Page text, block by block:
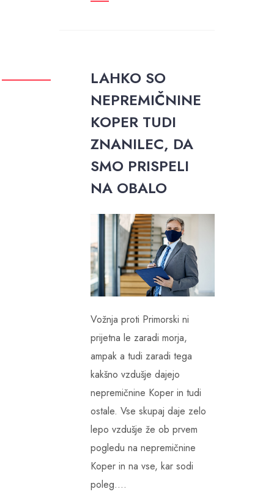
LAHKO SO
NEPREMIČNINE
KOPER TUDI
ZNANILEC, DA
SMO PRISPELI
NA OBALO
Vožnja proti Primorski ni
prijetna le zaradi morja,
ampak a tudi zaradi tega
kakšno vzdušje dajejo
nepremičnine Koper in tudi
ostale. Vse skupaj daje zelo
lepo vzdušje že ob prvem
pogledu na nepremičnine
Koper in na vse, kar sodi
poleg.…